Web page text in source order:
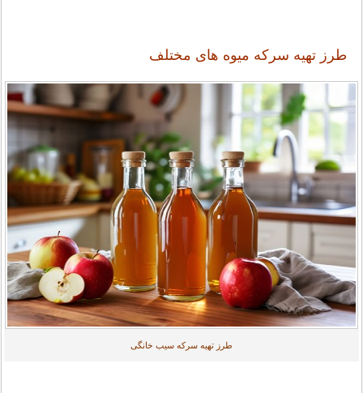
طرز تهیه سرکه میوه های مختلف
طرز تهیه سرکه سیب خانگی